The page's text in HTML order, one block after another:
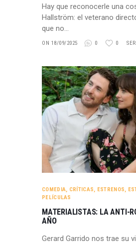
Hay que reconocerle una
Hallström: el veterano
que no…
ON 18/09/2025 0 0
COMEDIA, CRÍTICAS, ESTRENOS,
PELÍCULAS
MATERIALISTAS: LA ANTI-
AÑO
Gerard Garrido nos trae su